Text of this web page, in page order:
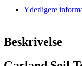
Yderligere
Beskrivelse